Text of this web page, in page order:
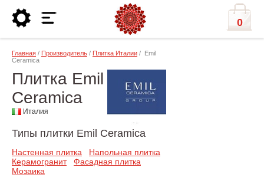
0
Главная / Производитель / Плитка Италии / Emil
Ceramica
Плитка Emil
Ceramica
Италия
Типы плитки Emil Ceramica
Настенная плитка
Напольная плитка
Керамогранит
Фасадная плитка
Мозаика